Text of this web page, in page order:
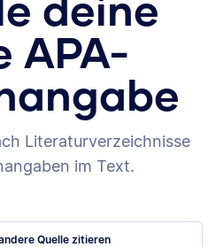
APA-
Literaturverzeichnisse
im Text.
Quelle zitieren